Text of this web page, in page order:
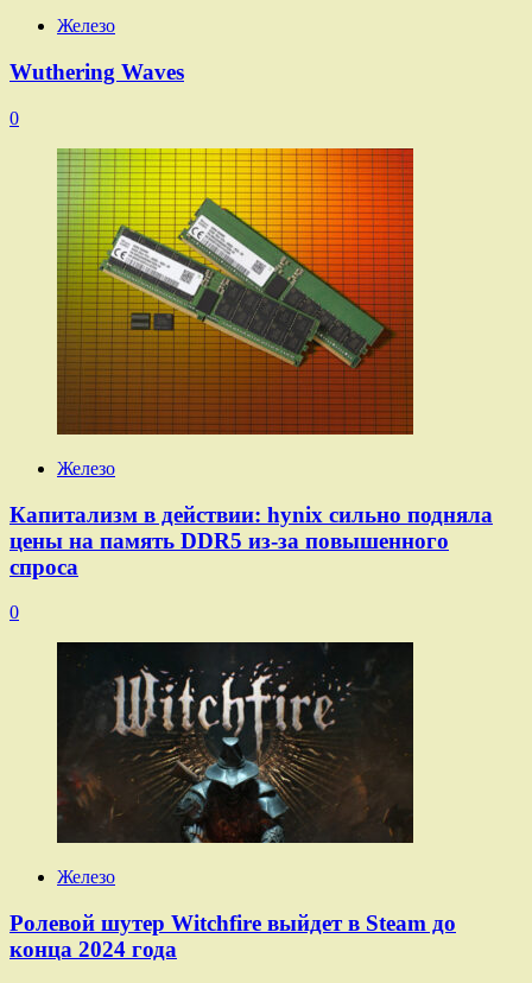
Железо
Wuthering Waves
0
Железо
Капитализм в действии: hynix сильно подняла
цены на память DDR5 из-за повышенного
спроса
0
Железо
Ролевой шутер Witchfire выйдет в Steam до
конца 2024 года